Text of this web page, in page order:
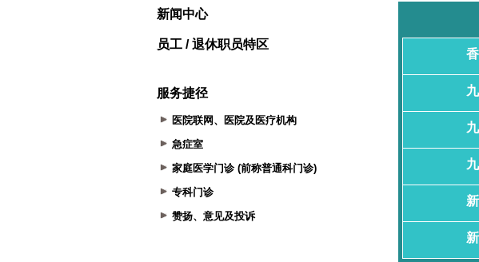
新闻中心
员工 / 退休职员特区
服务捷径
医院联网、医院及医疗机构
急症室
家庭医学门诊 (前称普通科门诊)
专科门诊
赞扬、意见及投诉